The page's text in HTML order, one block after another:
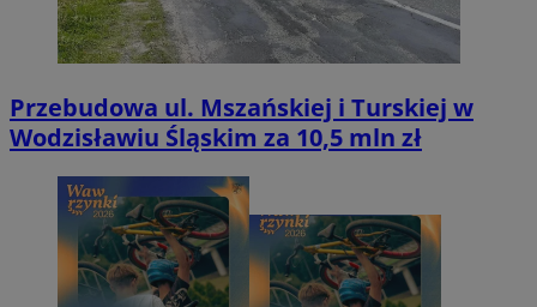
Przebudowa ul. Mszańskiej i Turskiej w
Wodzisławiu Śląskim za 10,5 mln zł